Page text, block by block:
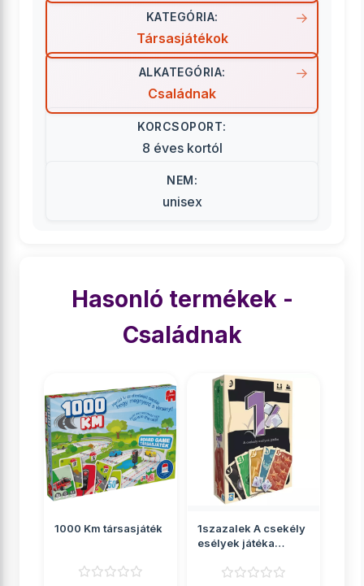
KATEGÓRIA:
Társasjátékok
ALKATEGÓRIA:
Családnak
KORCSOPORT:
8 éves kortól
NEM:
unisex
Hasonló termékek -
Családnak
1000 Km társasjáték
1szazalek A csekély
esélyek játéka